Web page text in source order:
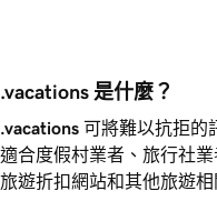
.vacations 是什麼？
.vacations 可將難以抗拒的
適合度假村業者、旅行社業
旅遊折扣網站和其他旅遊相